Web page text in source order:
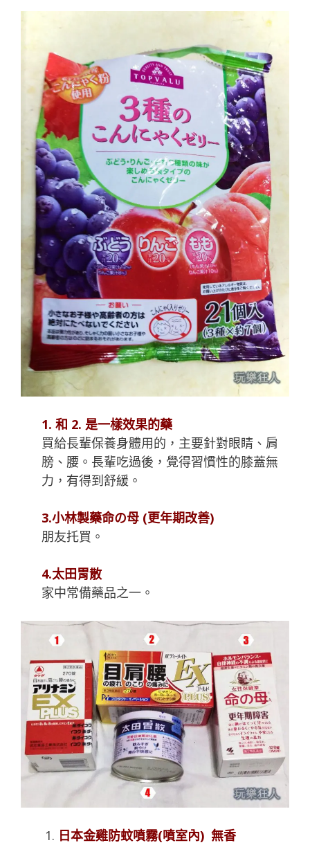
1. 和 2. 是一樣效果的藥
買給長輩保養身體用的，主要針對眼睛、肩
膀、腰。長輩吃過後，覺得習慣性的膝蓋無
力，有得到舒緩。
3.小林製藥命の母 (更年期改善)
朋友托買。
4.太田胃散
家中常備藥品之一。
日本金雞防蚊噴霧(噴室內) 無香